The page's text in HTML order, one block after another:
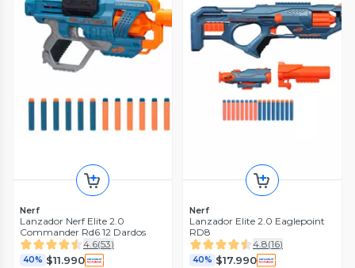
Nerf
Lanzador Nerf Elite 2.0
Commander Rd6 12 Dardos
4.6(53)
40% $11.990
Nerf
Lanzador Elite 2.0 Eaglepoint
RD8
4.8(16)
40% $17.990